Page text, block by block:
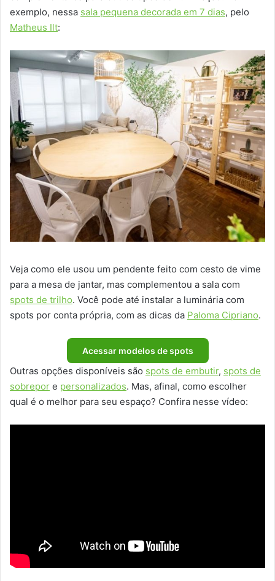
exemplo, nessa sala pequena decorada em 7 dias, pelo
Matheus Ilt:
Veja como ele usou um pendente feito com cesto de vime
para a mesa de jantar, mas complementou a sala com
spots de trilho. Você pode até instalar a luminária com
spots por conta própria, com as dicas da Paloma Cipriano.
Acessar modelos de spots
Outras opções disponíveis são spots de embutir, spots de
sobrepor e personalizados. Mas, afinal, como escolher
qual é o melhor para seu espaço? Confira nesse vídeo: